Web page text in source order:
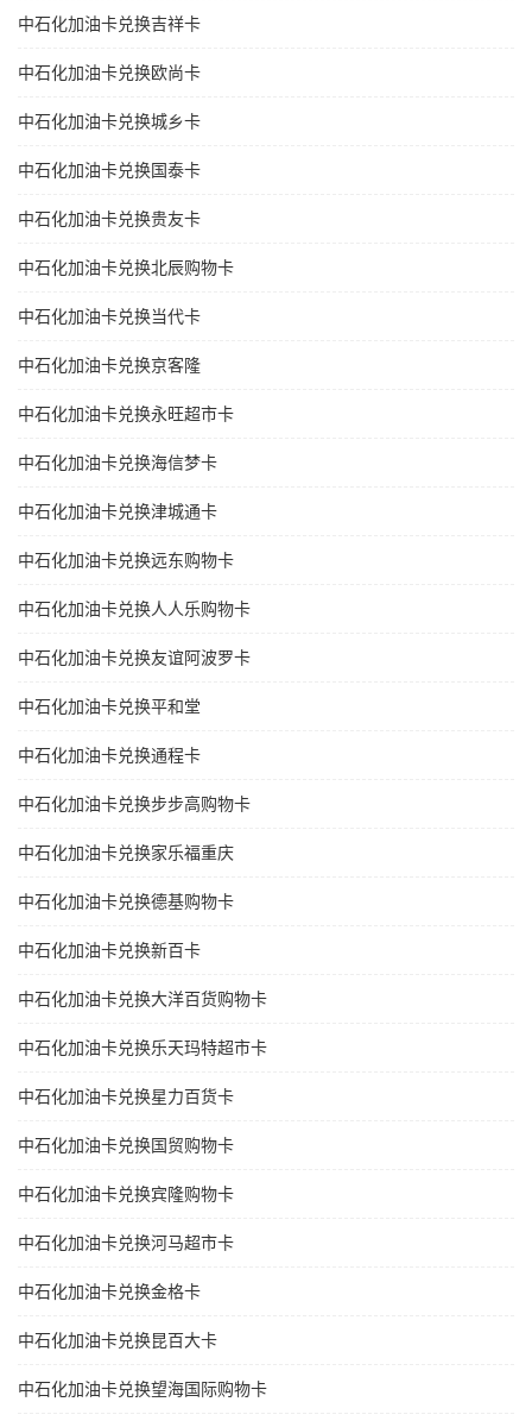
中石化加油卡兑换吉祥卡
中石化加油卡兑换欧尚卡
中石化加油卡兑换城乡卡
中石化加油卡兑换国泰卡
中石化加油卡兑换贵友卡
中石化加油卡兑换北辰购物卡
中石化加油卡兑换当代卡
中石化加油卡兑换京客隆
中石化加油卡兑换永旺超市卡
中石化加油卡兑换海信梦卡
中石化加油卡兑换津城通卡
中石化加油卡兑换远东购物卡
中石化加油卡兑换人人乐购物卡
中石化加油卡兑换友谊阿波罗卡
中石化加油卡兑换平和堂
中石化加油卡兑换通程卡
中石化加油卡兑换步步高购物卡
中石化加油卡兑换家乐福重庆
中石化加油卡兑换德基购物卡
中石化加油卡兑换新百卡
中石化加油卡兑换大洋百货购物卡
中石化加油卡兑换乐天玛特超市卡
中石化加油卡兑换星力百货卡
中石化加油卡兑换国贸购物卡
中石化加油卡兑换宾隆购物卡
中石化加油卡兑换河马超市卡
中石化加油卡兑换金格卡
中石化加油卡兑换昆百大卡
中石化加油卡兑换望海国际购物卡